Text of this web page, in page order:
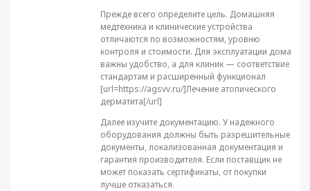
Прежде всего определите цель. Домашняя
медтехника и клинические устройства
отличаются по возможностям, уровню
контроля и стоимости. Для эксплуатации дома
важны удобство, а для клиник — соответствие
стандартам и расширенный функционал
[url=https://agsvv.ru/]Лечение атопического
дерматита[/url]
Далее изучите документацию. У надежного
оборудования должны быть разрешительные
документы, локализованная документация и
гарантия производителя. Если поставщик не
может показать сертификаты, от покупки
лучше отказаться.